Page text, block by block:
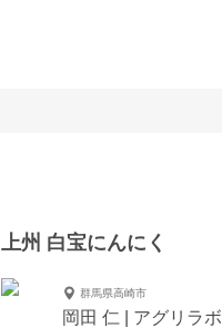
上州 白宝にんにく
群馬県高崎市
岡田 仁 | アグリラボ